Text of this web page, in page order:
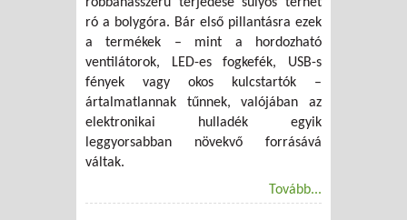
ró a bolygóra. Bár első pillantásra ezek
a termékek – mint a hordozható
ventilátorok, LED-es fogkefék, USB-s
fények vagy okos kulcstartók –
ártalmatlannak tűnnek, valójában az
elektronikai hulladék egyik
leggyorsabban növekvő forrásává
váltak.
Tovább...